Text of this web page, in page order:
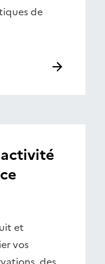
de
et
vos